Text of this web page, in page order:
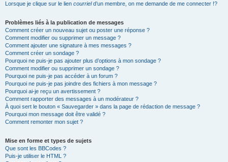
Lorsque je clique sur le lien courrield’un membre, on me demande de me connecter !?
Problèmes liés à la publication de messages
Comment créer un nouveau sujet ou poster une réponse ?
Comment modifier ou supprimer un message ?
Comment ajouter une signature à mes messages ?
Comment créer un sondage ?
Pourquoi ne puis-je pas ajouter plus d’options à mon sondage ?
Comment modifier ou supprimer un sondage ?
Pourquoi ne puis-je pas accéder à un forum ?
Pourquoi ne puis-je pas joindre des fichiers à mon message ?
Pourquoi ai-je reçu un avertissement ?
Comment rapporter des messages à un modérateur ?
À quoi sert le bouton « Sauvegarder » dans la page de rédaction de message ?
Pourquoi mon message doit être validé ?
Comment remonter mon sujet ?
Mise en forme et types de sujets
Que sont les BBCodes ?
Puis-je utiliser le HTML ?